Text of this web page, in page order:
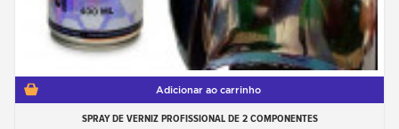
Adicionar ao carrinho
SPRAY DE VERNIZ PROFISSIONAL DE 2 COMPONENTES